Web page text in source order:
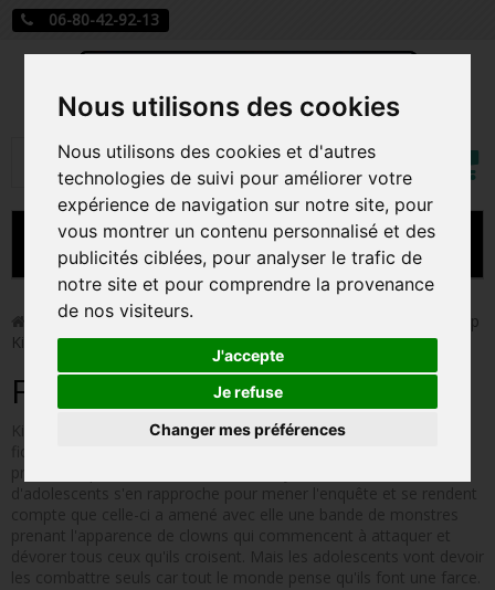
Nous utilisons des cookies
Nous utilisons des cookies et d'autres
technologies de suivi pour améliorer votre
expérience de navigation sur notre site, pour
vous montrer un contenu personnalisé et des
publicités ciblées, pour analyser le trafic de
notre site et pour comprendre la provenance
de nos visiteurs.
J'accepte
Je refuse
Changer mes préférences
06-80-42-92-13
Rechercher
Mon
MENU
CARTE A JOUER
PRÉCOMMANDE FIGURINES POP
FIGURINES POP MANGA
FIGURINES POP DISNEY
FIGURINES POP MARVEL
FIGURINES POP MUSIQUE
FIGURINES POP SÉRIE TV
Funko Pop! > Figurines Pop Autres Films
Figurines Pop
Killer Klowns
Figurines Pop Killer Klowns
Killer Klowns From Outer Space est un film d'horreur/science-
fiction américain sorti en 1988. Une météorite s'écrase sur Terre
près d'une petite ville américaine ennuyeuse. Une bande
d'adolescents s'en rapproche pour mener l'enquête et se rendent
compte que celle-ci a amené avec elle une bande de monstres
prenant l'apparence de clowns qui commencent à attaquer et
dévorer tous ceux qu'ils croisent. Mais les adolescents vont devoir
les combattre seuls car tout le monde pense qu'ils font une farce.